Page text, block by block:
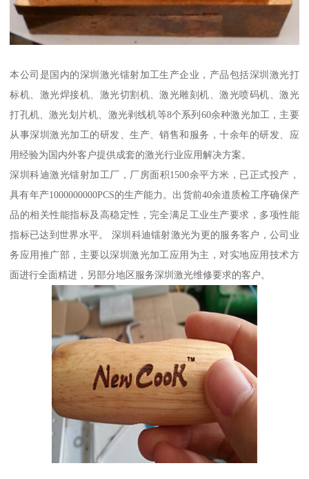
本公司是国内的深圳激光镭射加工生产企业，产品包括深圳激光打
标机、激光焊接机、激光切割机、激光雕刻机、激光喷码机、激光
打孔机、激光划片机、激光剥线机等8个系列60余种激光加工，主要
从事深圳激光加工的研发、生产、销售和服务，十余年的研发、应
用经验为国内外客户提供成套的激光行业应用解决方案。
深圳科迪激光镭射加工厂，厂房面积1500余平方米，已正式投产，
具有年产1000000000PCS的生产能力。出货前40余道质检工序确保产
品的相关性能指标及高稳定性，完全满足工业生产要求，多项性能
指标已达到世界水平。 深圳科迪镭射激光为更的服务客户，公司业
务应用推广部，主要以深圳激光加工应用为主，对实地应用技术方
面进行全面精进，另部分地区服务深圳激光维修要求的客户。